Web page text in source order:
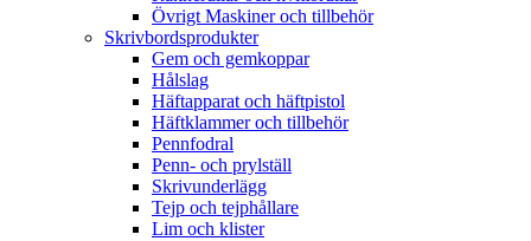
Övrigt Maskiner och tillbehör
Skrivbordsprodukter
Gem och gemkoppar
Hålslag
Häftapparat och häftpistol
Häftklammer och tillbehör
Pennfodral
Penn- och prylställ
Skrivunderlägg
Tejp och tejphållare
Lim och klister